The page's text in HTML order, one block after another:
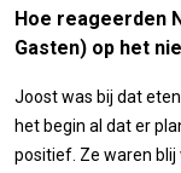
Hoe reageerden
Gasten) op het
Joost was bij dat
het begin al dat er
positief. Ze waren blij